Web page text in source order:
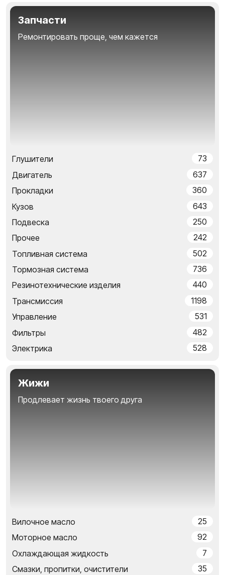
Запчасти
Ремонтировать проще, чем кажется
Глушители
73
Двигатель
637
Прокладки
360
Кузов
643
Подвеска
250
Прочее
242
Топливная система
502
Тормозная система
736
Резинотехнические изделия
440
Трансмиссия
1198
Управление
531
Фильтры
482
Электрика
528
Жижи
Продлевает жизнь твоего друга
Вилочное масло
25
Моторное масло
92
Охлаждающая жидкость
7
Смазки, пропитки, очистители
35